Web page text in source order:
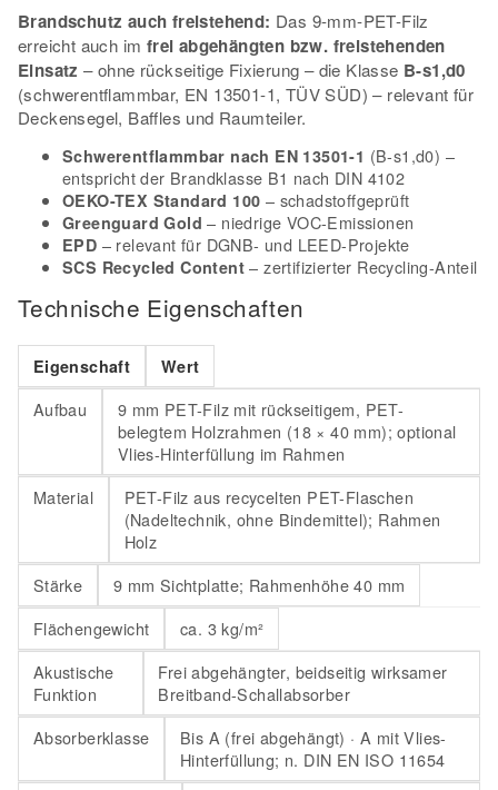
Brandschutz auch freistehend: Das 9-mm-PET-Filz
erreicht auch im frei abgehängten bzw. freistehenden
Einsatz – ohne rückseitige Fixierung – die Klasse B-s1,d0
(schwerentflammbar, EN 13501-1, TÜV SÜD) – relevant für
Deckensegel, Baffles und Raumteiler.
Schwerentflammbar nach EN 13501-1 (B-s1,d0) –
entspricht der Brandklasse B1 nach DIN 4102
OEKO-TEX Standard 100 – schadstoffgeprüft
Greenguard Gold – niedrige VOC-Emissionen
EPD – relevant für DGNB- und LEED-Projekte
SCS Recycled Content – zertifizierter Recycling-Anteil
Technische Eigenschaften
Eigenschaft Wert
Aufbau
9 mm PET-Filz mit rückseitigem, PET-
belegtem Holzrahmen (18 × 40 mm); optional
Vlies-Hinterfüllung im Rahmen
Material
PET-Filz aus recycelten PET-Flaschen
(Nadeltechnik, ohne Bindemittel); Rahmen
Holz
Stärke
9 mm Sichtplatte; Rahmenhöhe 40 mm
Flächengewicht
ca. 3 kg/m²
Akustische
Funktion
Frei abgehängter, beidseitig wirksamer
Breitband-Schallabsorber
Absorberklasse
Bis A (frei abgehängt) · A mit Vlies-
Hinterfüllung; n. DIN EN ISO 11654